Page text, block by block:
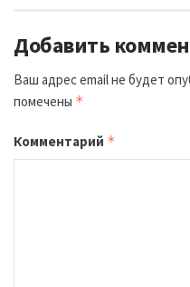
Добавить
Ваш адрес email не будет
помечены *
Комментарий *